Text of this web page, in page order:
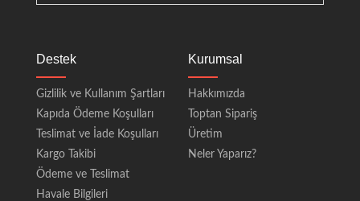
Destek
Gizlilik ve Kullanım Şartları
Kapıda Ödeme Koşulları
Teslimat ve İade Koşulları
Kargo Takibi
Ödeme ve Teslimat
Havale Bilgileri
Kurumsal
Hakkımızda
Toptan Sipariş
Üretim
Neler Yaparız?